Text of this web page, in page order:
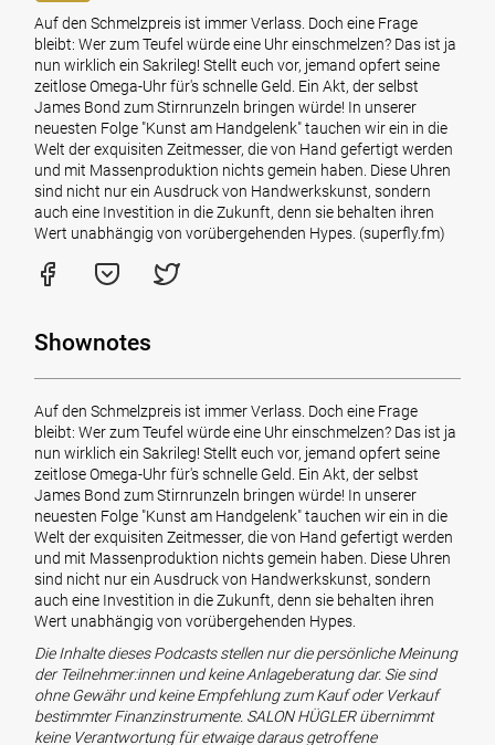
Auf den Schmelzpreis ist immer Verlass. Doch eine Frage
bleibt: Wer zum Teufel würde eine Uhr einschmelzen? Das ist ja
nun wirklich ein Sakrileg! Stellt euch vor, jemand opfert seine
zeitlose Omega-Uhr für's schnelle Geld. Ein Akt, der selbst
James Bond zum Stirnrunzeln bringen würde! In unserer
neuesten Folge "Kunst am Handgelenk" tauchen wir ein in die
Welt der exquisiten Zeitmesser, die von Hand gefertigt werden
und mit Massenproduktion nichts gemein haben. Diese Uhren
sind nicht nur ein Ausdruck von Handwerkskunst, sondern
auch eine Investition in die Zukunft, denn sie behalten ihren
Wert unabhängig von vorübergehenden Hypes. (superfly.fm)
Shownotes
Auf den Schmelzpreis ist immer Verlass. Doch eine Frage
bleibt: Wer zum Teufel würde eine Uhr einschmelzen? Das ist ja
nun wirklich ein Sakrileg! Stellt euch vor, jemand opfert seine
zeitlose Omega-Uhr für's schnelle Geld. Ein Akt, der selbst
James Bond zum Stirnrunzeln bringen würde! In unserer
neuesten Folge "Kunst am Handgelenk" tauchen wir ein in die
Welt der exquisiten Zeitmesser, die von Hand gefertigt werden
und mit Massenproduktion nichts gemein haben. Diese Uhren
sind nicht nur ein Ausdruck von Handwerkskunst, sondern
auch eine Investition in die Zukunft, denn sie behalten ihren
Wert unabhängig von vorübergehenden Hypes.
Die Inhalte dieses Podcasts stellen nur die persönliche Meinung
der Teilnehmer:innen und keine Anlageberatung dar. Sie sind
ohne Gewähr und keine Empfehlung zum Kauf oder Verkauf
bestimmter Finanzinstrumente. SALON HÜGLER übernimmt
keine Verantwortung für etwaige daraus getroffene